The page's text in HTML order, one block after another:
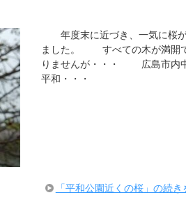
年度末に近づき、一気に桜が
ました。 すべての木が満開
りませんが・・・ 広島市内
平和・・・
「平和公園近くの桜」の続き